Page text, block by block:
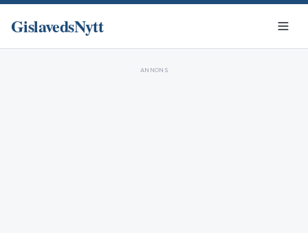
GislavedsNytt
ANNONS